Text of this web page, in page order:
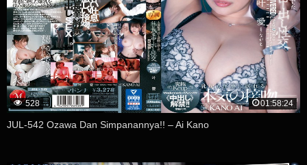
528 01:58:24
JUL-542 Ozawa Dan Simpanannya!! – Ai Kano